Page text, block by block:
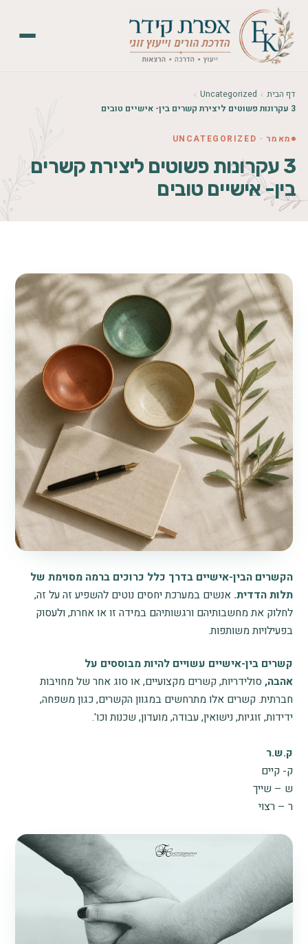
דף הבית
Uncategorized
3 עקרונות פשוטים ליצירת קשרים בין- אישיים טובים
מאמר · UNCATEGORIZED
3 עקרונות פשוטים ליצירת קשרים
בין- אישיים טובים
הקשרים הבין-אישיים בדרך כלל כרוכים ברמה מסוימת של
תלות הדדית. אנשים במערכת יחסים נוטים להשפיע זה על זה,
לחלוק את מחשבותיהם ורגשותיהם במידה זו או אחרת, ולעסוק
בפעילויות משותפות.
קשרים בין-אישיים עשויים להיות מבוססים על
אהבה,סולידריות, קשרים מקצועיים, או סוג אחר של מחויבות
חברתית. קשרים אלו מתרחשים במגוון הקשרים, כגון משפחה,
ידידות, זוגיות, נישואין, עבודה, מועדון, שכנות וכו'.
ק.ש.ר
ק- קיים
ש – שייך
ר – רצוי